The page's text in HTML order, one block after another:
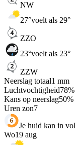
NW
27°voelt als 29°
ZZO
23°voelt als 23°
ZZW
Neerslag totaal1 mm
Luchtvochtigheid78%
Kans op neerslag50%
Uren zon7
Je huid kan in
Wo19 aug